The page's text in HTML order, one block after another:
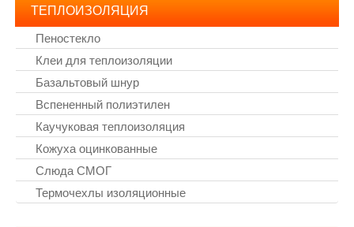
ТЕПЛОИЗОЛЯЦИЯ
Пеностекло
Клеи для теплоизоляции
Базальтовый шнур
Вспененный полиэтилен
Каучуковая теплоизоляция
Кожуха оцинкованные
Слюда СМОГ
Термочехлы изоляционные